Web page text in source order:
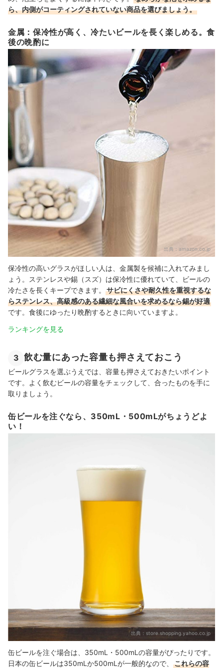
ら、内側がコーティングされていない商品を選びましょう。
金属：保冷性が高く、冷たいビールを長く楽しめる。食
後の晩酌に
出典： amazon.co.jp
保冷性の高いグラスがほしい人は、金属製を候補に入れてみまし
ょう。ステンレスや錫（スズ）は保冷性に優れていて、ビールの
冷たさを長くキープできます。
サビにくさや耐久性を重視するな
らステンレス、高級感のある繊細な風合いを求めるなら錫が好適
です。食後にゆったり晩酌するときに向いていますよ。
ランキングを見る
3 飲む量にあった容量も押さえておこう
ビールグラスを選ぶうえでは、容量も押さえておきたいポイント
です。よく飲むビールの容量をチェックして、合ったものを手に
取りましょう。
缶ビールを注ぐなら、350mL・500mLがちょうどよ
い！
出典： store.shopping.yahoo.co.jp
缶ビールを注ぐ場合は、350mL・500mLの容量がぴったりです。
日本の缶ビールは350mLか500mLが一般的なので、
これらの容